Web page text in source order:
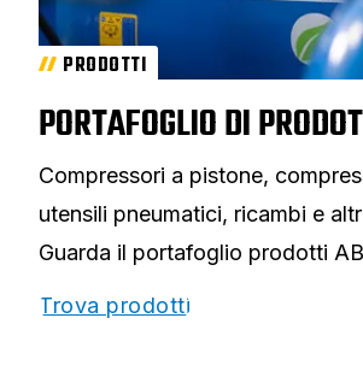
PRODOTTI
PORTAFOGLIO DI
Compressori a pistone,
utensili pneumatici, ricambi e
Guarda il portafoglio prodotti
Trova prodotti